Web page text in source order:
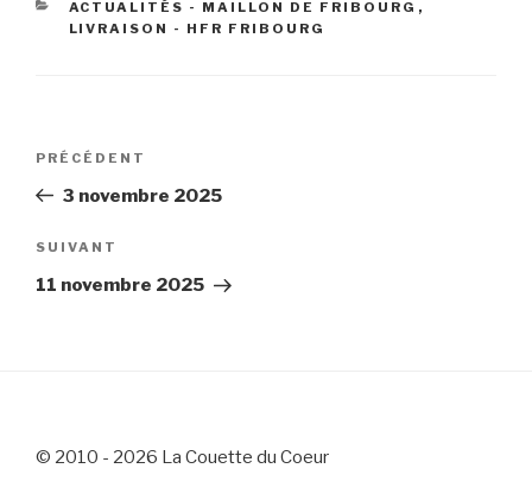
CATÉGORIES
ACTUALITÉS - MAILLON DE FRIBOURG ,
LIVRAISON - HFR FRIBOURG
Navigation
l’article
Article
précédent
PRÉCÉDENT
3 novembre 2025
Article
suivant
SUIVANT
11 novembre 2025
© 2010 - 2026 La Couette du Coeur